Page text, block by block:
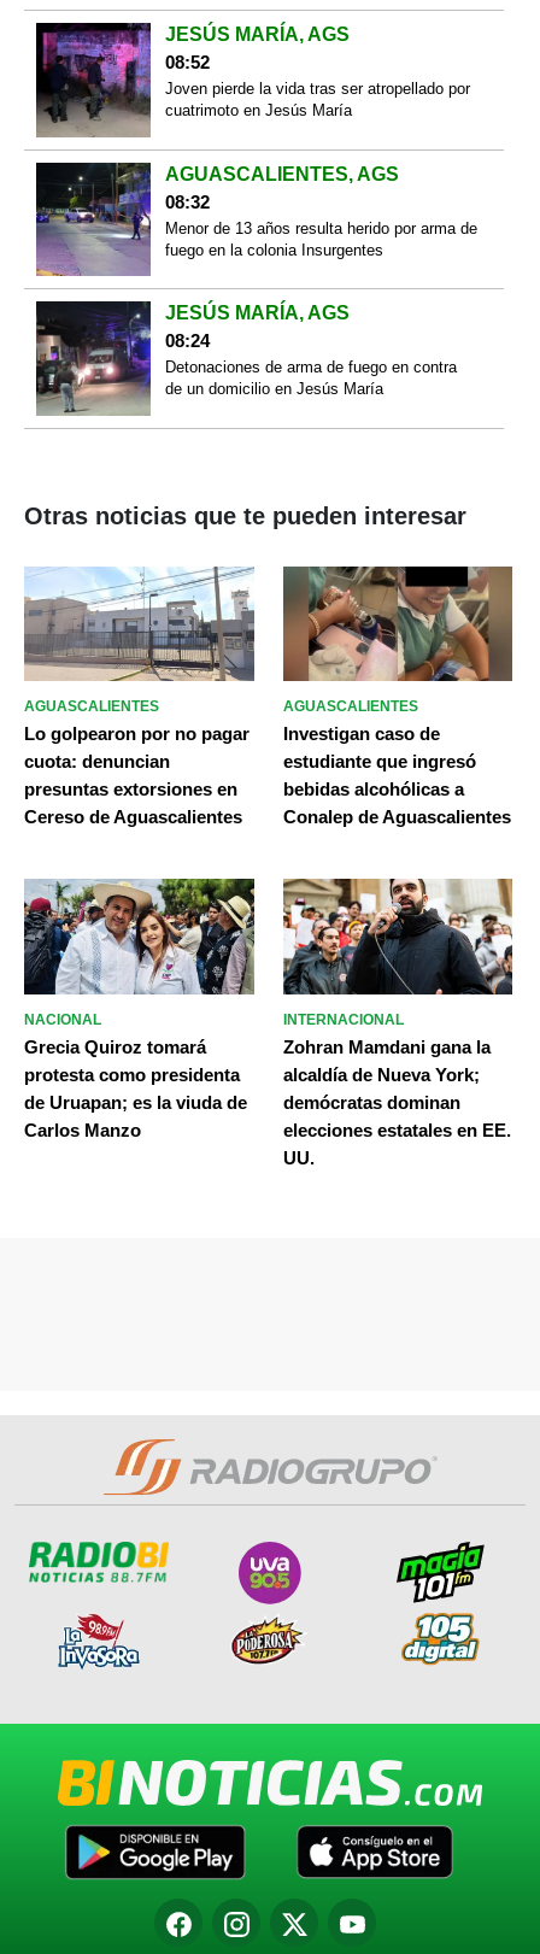
JESÚS MARÍA, AGS
08:52
Joven pierde la vida tras ser atropellado por
cuatrimoto en Jesús María
AGUASCALIENTES, AGS
08:32
Menor de 13 años resulta herido por arma de
fuego en la colonia Insurgentes
JESÚS MARÍA, AGS
08:24
Detonaciones de arma de fuego en contra
de un domicilio en Jesús María
Otras noticias que te pueden interesar
AGUASCALIENTES
Lo golpearon por no pagar
cuota: denuncian
presuntas extorsiones en
Cereso de Aguascalientes
AGUASCALIENTES
Investigan caso de
estudiante que ingresó
bebidas alcohólicas a
Conalep de Aguascalientes
NACIONAL
Grecia Quiroz tomará
protesta como presidenta
de Uruapan; es la viuda de
Carlos Manzo
INTERNACIONAL
Zohran Mamdani gana la
alcaldía de Nueva York;
demócratas dominan
elecciones estatales en EE.
UU.